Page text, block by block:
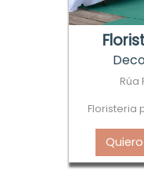
Rúa
Floristeria